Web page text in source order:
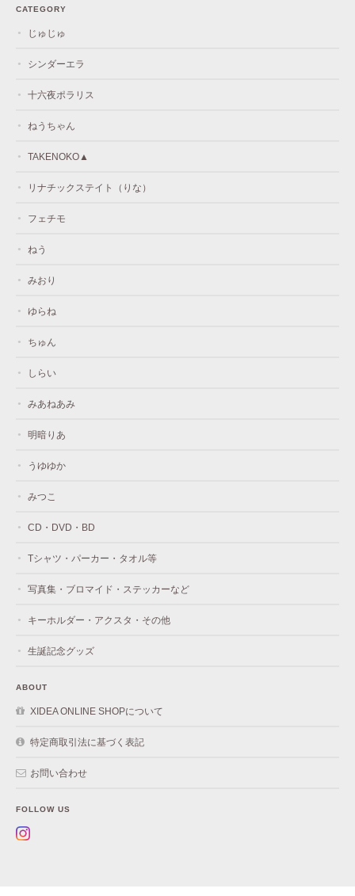
CATEGORY
じゅじゅ
シンダーエラ
十六夜ポラリス
ねうちゃん
TAKENOKO▲
リナチックステイト（りな）
フェチモ
ねう
みおり
ゆらね
ちゅん
しらい
みあねあみ
明暗りあ
うゆゆか
みつこ
CD・DVD・BD
Tシャツ・パーカー・タオル等
写真集・ブロマイド・ステッカーなど
キーホルダー・アクスタ・その他
生誕記念グッズ
ABOUT
XIDEA ONLINE SHOPについて
特定商取引法に基づく表記
お問い合わせ
FOLLOW US